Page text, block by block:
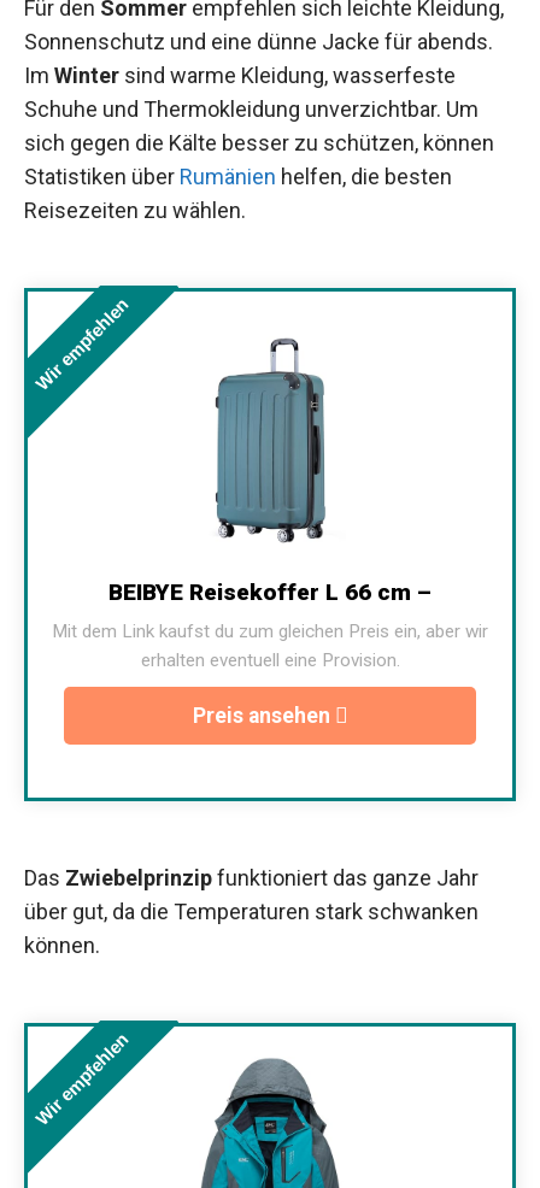
Für den Sommer empfehlen sich leichte Kleidung,
Sonnenschutz und eine dünne Jacke für abends.
Im Winter sind warme Kleidung, wasserfeste
Schuhe und Thermokleidung unverzichtbar. Um
sich gegen die Kälte besser zu schützen, können
Statistiken über Rumänien helfen, die besten
Reisezeiten zu wählen.
Wir empfehlen
BEIBYE Reisekoffer L 66 cm –
Mit dem Link kaufst du zum gleichen Preis ein, aber wir
erhalten eventuell eine Provision.
Preis ansehen
Das Zwiebelprinzipfunktioniert das ganze Jahr
über gut, da die Temperaturen stark schwanken
können.
Wir empfehlen